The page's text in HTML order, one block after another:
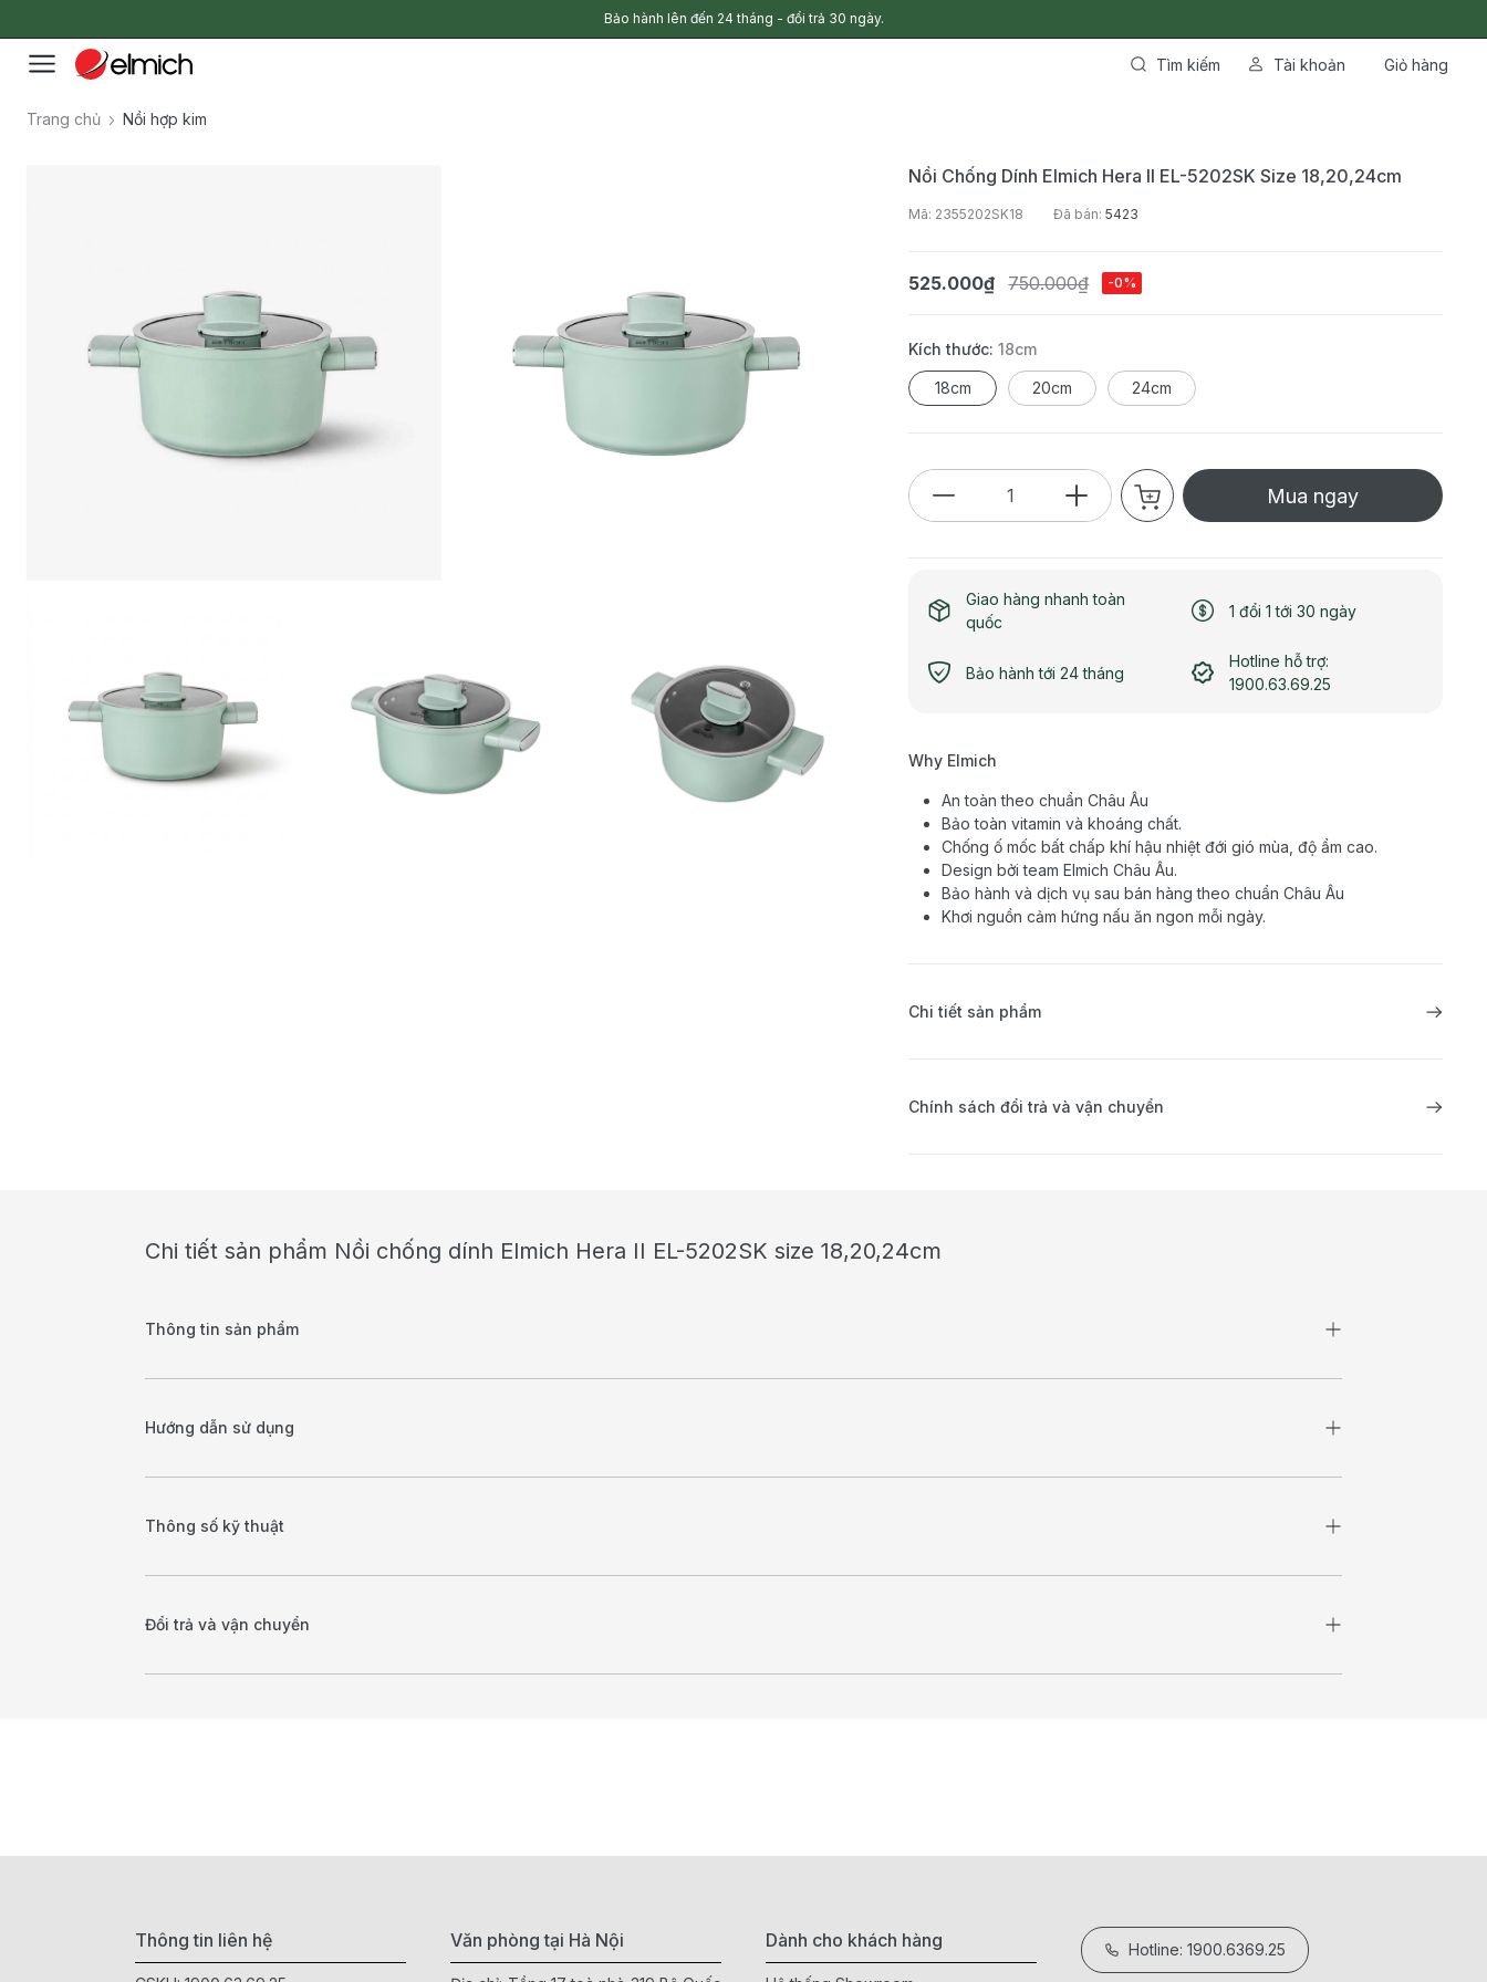
Bảo hành lên đến 24 tháng - đổi trả 30 ngày.
Tìm kiếm Tài khoản Giỏ hàng
Trang chủ Nồi hợp kim
Nồi Chống Dính Elmich Hera II EL-5202SK Size 18,20,24cm
Mã: 2355202SK18 Đã bán:5423
525.000₫ 750.000₫ -0%
Kích thước:18cm
18cm 20cm 24cm
Mua ngay
Giao hàng nhanh toàn
quốc
1 đổi 1 tới 30 ngày
Bảo hành tới 24 tháng
Hotline hỗ trợ:
1900.63.69.25
Why Elmich
An toàn theo chuẩn Châu Âu
Bảo toàn vitamin và khoáng chất.
Chống ố mốc bất chấp khí hậu nhiệt đới gió mùa, độ ẩm cao.
Design bởi team Elmich Châu Âu.
Bảo hành và dịch vụ sau bán hàng theo chuẩn Châu Âu
Khơi nguồn cảm hứng nấu ăn ngon mỗi ngày.
Chi tiết sản phẩm
Chính sách đổi trả và vận chuyển
Chi tiết sản phẩm Nồi chống dính Elmich Hera II EL-5202SK size 18,20,24cm
Thông tin sản phẩm
Hướng dẫn sử dụng
Thông số kỹ thuật
Đổi trả và vận chuyển
Thông tin liên hệ Văn phòng tại Hà Nội Dành cho khách hàng Hotline: 1900.6369.25